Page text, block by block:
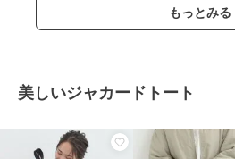
もっとみる
美しいジャカードトート